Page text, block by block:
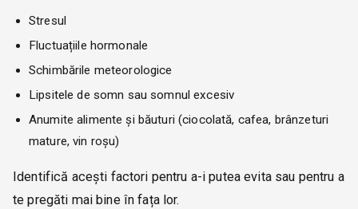
Stresul
Fluctuațiile hormonale
Schimbările meteorologice
Lipsitele de somn sau somnul excesiv
Anumite alimente și băuturi (ciocolată, cafea, brânzeturi
mature, vin roșu)
Identifică acești factori pentru a-i putea evita sau pentru a
te pregăti mai bine în fața lor.